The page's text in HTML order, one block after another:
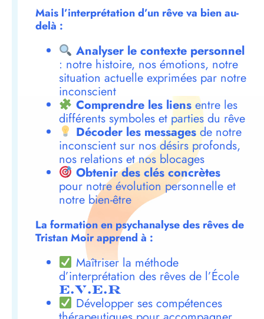
Mais l’interprétation d’un rêve va bien au-
delà :
Analyser le contexte personnel
: notre histoire, nos émotions, notre
situation actuelle exprimées par notre
inconscient
Comprendre les liensentre les
différents symboles et parties du rêve
Décoder les messagesde notre
inconscient sur nos désirs profonds,
nos relations et nos blocages
Obtenir des clés concrètes
pour notre évolution personnelle et
notre bien-être
La formation en psychanalyse des rêves de
Tristan Moir apprend à :
Maîtriser la méthode
d’interprétation des rêves de l’École
E.V.E.R
Développer ses compétences